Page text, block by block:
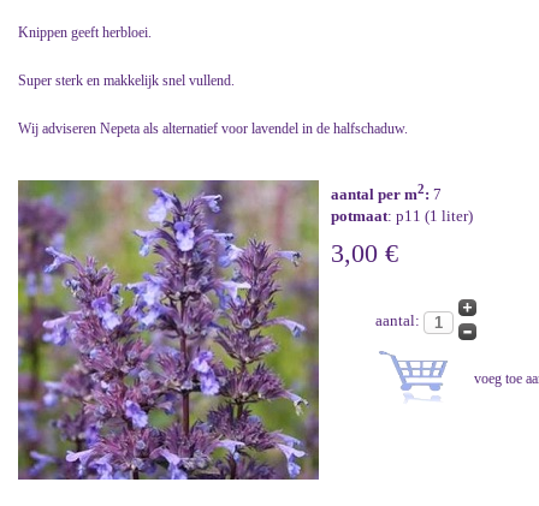
Knippen geeft herbloei.
Super sterk en makkelijk snel vullend.
Wij adviseren Nepeta als alternatief voor lavendel in de halfschaduw.
aantal per m2: 7
potmaat: p11 (1 liter)
3,00 €
aantal: